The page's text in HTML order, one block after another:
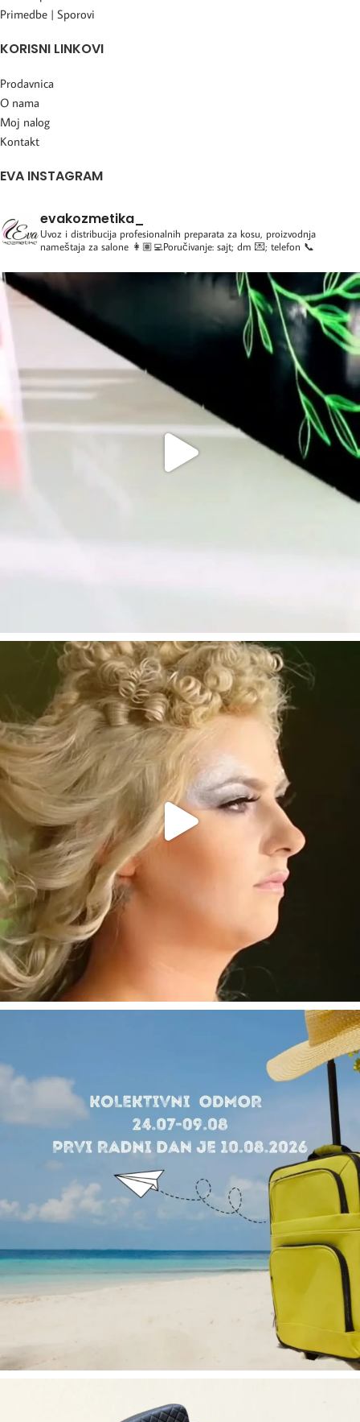
Primedbe | Sporovi
KORISNI LINKOVI
Prodavnica
O nama
Moj nalog
Kontakt
EVA INSTAGRAM
evakozmetika_
Uvoz i distribucija profesionalnih preparata za kosu, proizvodnja
nameštaja za salone 👩🏽‍💻Poručivanje: sajt; dm 💌; telefon 📞